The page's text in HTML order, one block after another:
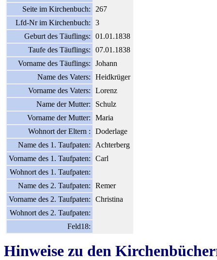
Seite im Kirchenbuch:
267
Lfd-Nr im Kirchenbuch:
3
Geburt des Täuflings:
01.01.1838
Taufe des Täuflings:
07.01.1838
Vorname des Täuflings:
Johann
Name des Vaters:
Heidkrüger
Vorname des Vaters:
Lorenz
Name der Mutter:
Schulz
Vorname der Mutter:
Maria
Wohnort der Eltern :
Doderlage
Name des 1. Taufpaten:
Achterberg
Vorname des 1. Taufpaten:
Carl
Wohnort des 1. Taufpaten:
Name des 2. Taufpaten:
Remer
Vorname des 2. Taufpaten:
Christina
Wohnort des 2. Taufpaten:
Feld18:
Hinweise zu den